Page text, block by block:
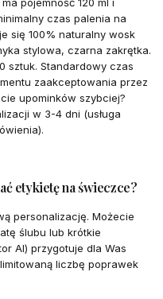
pojemność 120 ml i
czas palenia na
się 100% naturalny wosk
stylowa, czarna zakrętka.
sztuk. Standardowy czas
zaakceptowania przez
upominków szybciej?
w 3-4 dni (usługa
etykietę na świeczce?
personalizację. Możecie
ślubu lub krótkie
AI) przygotuje dla Was
liczbę poprawek